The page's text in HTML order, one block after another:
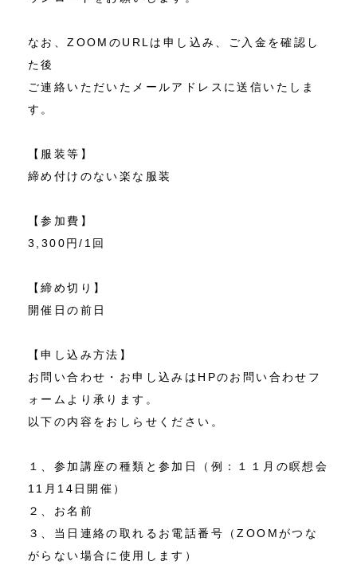
なお、ZOOMのURLは申し込み、ご入金を確認し
た後
ご連絡いただいたメールアドレスに送信いたしま
す。
【服装等】
締め付けのない楽な服装
【参加費】
3,300円/1回
【締め切り】
開催日の前日
【申し込み方法】
お問い合わせ・お申し込みはHPのお問い合わせフ
ォームより承ります。
以下の内容をおしらせください。
１、参加講座の種類と参加日（例：１１月の瞑想会
11月14日開催）
２、お名前
３、当日連絡の取れるお電話番号（ZOOMがつな
がらない場合に使用します）